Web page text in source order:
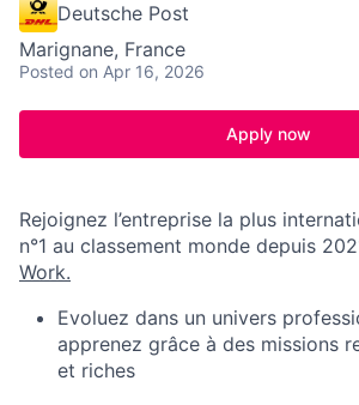
Deutsche Post
Marignane, France
Posted on Apr 16, 2026
Apply now
Rejoignez l’entreprise la plus
n°1 au classement monde depuis
Work.
Evoluez dans un univers
apprenez grâce à des missions
et riches